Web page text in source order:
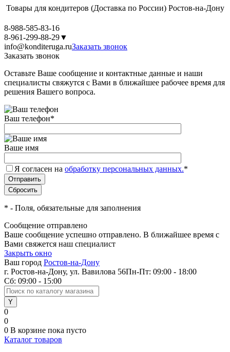
Товары для кондитеров (Доставка по России) Ростов-на-Дону
8-988-585-83-16
8-961-299-88-29▼
info@konditeruga.ruЗаказать звонок
Заказать звонок
Оставьте Ваше сообщение и контактные данные и наши
специалисты свяжутся с Вами в ближайшее рабочее время для
решения Вашего вопроса.
Ваш телефон*
Ваше имя
Я согласен на обработку персональных данных.*
* - Поля, обязательные для заполнения
Сообщение отправлено
Ваше сообщение успешно отправлено. В ближайшее время с
Вами свяжется наш специалист
Закрыть окно
Ваш город Ростов-на-Дону
г. Ростов-на-Дону, ул. Вавилова 56Пн-Пт: 09:00 - 18:00
Сб: 09:00 - 15:00
0
0
0 В корзине пока пусто
Каталог товаров